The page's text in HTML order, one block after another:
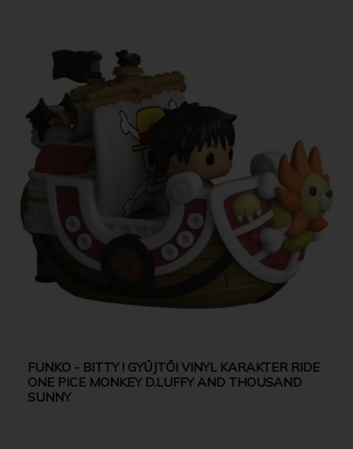
FUNKO - BITTY ! GYŰJTŐI VINYL KARAKTER RIDE
ONE PICE MONKEY D.LUFFY AND THOUSAND
SUNNY